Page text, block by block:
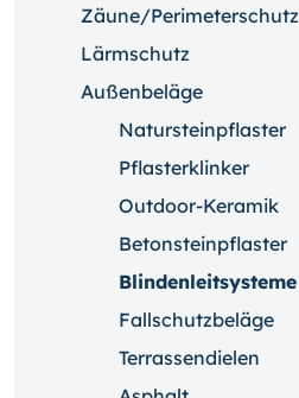
Zäune/Perimeterschutz
Lärmschutz
Außenbeläge
Natursteinpflaster
Pflasterklinker
Outdoor-Keramik
Betonsteinpflaster
Blindenleitsysteme
Fallschutzbeläge
Terrassendielen